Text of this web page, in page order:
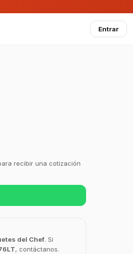
Entrar
recibir una cotización
del Chef. Si
, contáctanos.